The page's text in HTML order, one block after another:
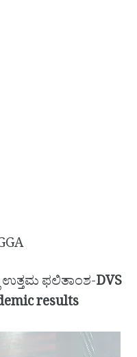
ಉತ್ತಮ ಫಲಿತಾಂಶ-DVS
results